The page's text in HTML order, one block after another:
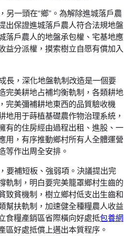
另一頭在“鄉”。為解除進城落戶農
出保證進城落戶農人符合法規地盤
落戶農人的地盤承包權、宅基地應
益分派權，摸索樹立自愿有償加入
長，深化地盤軌制改造是一個要
完美耕地占補均衡軌制，各類耕地
完美彌補耕地東西的品質驗收機
地用于蒔植基礎農作物治理系統，
有的住房經由過程出租、進股、一
用，有序推動鄉村所有人全體運營
等作出周全安排。
要補短板、強弱項。決議提出完
軌制，明白要完美籠罩鄉村生齒的
致貧機制，樹立鄉村低支出生齒和
幫扶軌制，加速健全種糧農人收益
食糧產銷區省際橫向好處抵包養網
區好處抵償上邁出本質程序。